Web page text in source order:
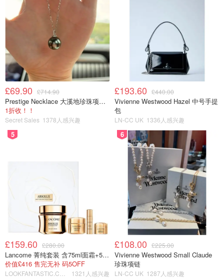
她的海报仿佛是“57岁大妈学会PPT五天”的手工品：复古配
色、艺术字加歌词，最后一行“售如罄”，土味却精准，把气
£69.90 £714.90
Prestige Necklace 大溪地珍珠项链 10-11mm
1折收！！
Secret Sales 1378人感兴趣
£193.60 £440.00
Vivienne Westwood Hazel 中号手提
包
LN-CC UK 1336人感兴趣
5
£159.60 £280.00
Lancome 菁纯套装 含75ml面霜+5ml精华+5ml眼霜
价值£416 售完无补 码5OFF
1321人感兴趣
6
£108.00 £225.00
Vivienne Westwood Small Claude
珍珠项链
LN-CC UK 1287人感兴趣